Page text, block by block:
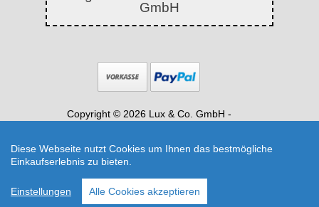
GmbH
Copyright © 2026 Lux & Co. GmbH -
EAN Kauschlauch 6x2mm Meterware
bernsteinfarben FDA z. B. für Logopädie
(Kauschlauch) | Artikelnummer: 68100610
Diese Webseite nutzt Cookies um Ihnen das bestmögliche
Einkaufserlebnis zu bieten.
Einstellungen Alle Cookies akzeptieren